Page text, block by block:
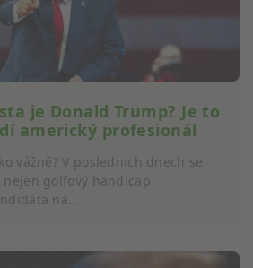
je Donald Trump? Je to
americký profesionál
vážně? V posledních dnech se
nejen golfový handicap
na...